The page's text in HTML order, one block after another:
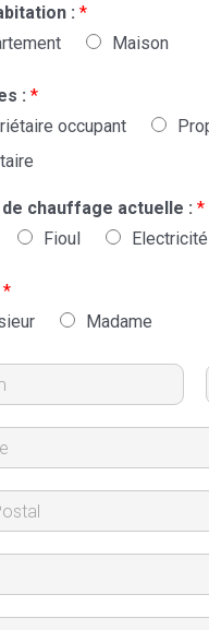
: *
Maison
: *
occupant
chauffage actuelle : *
Fioul Electricité
*
Madame